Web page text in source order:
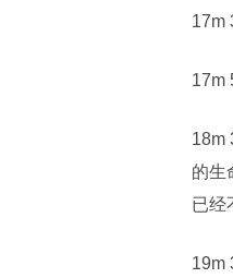
17m
17m
18m
的生
已经
19m